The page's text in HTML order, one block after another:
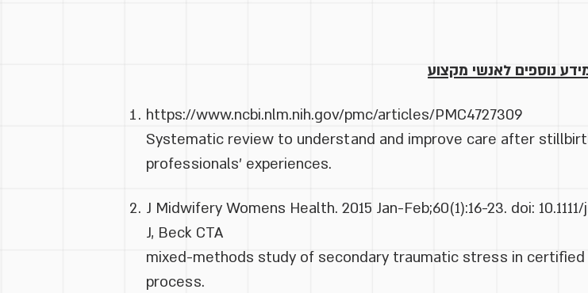
נוספים לאנשי מקצוע
https://www.ncbi.nlm.nih.gov/pmc/articles/PMC4727309
Systematic review to understand and improve care after
professionals’ experiences.
J Midwifery Womens Health. 2015 Jan-Feb;60(1):16-23. doi:
J, Beck CTA
mixed-methods study of secondary traumatic stress in
process.